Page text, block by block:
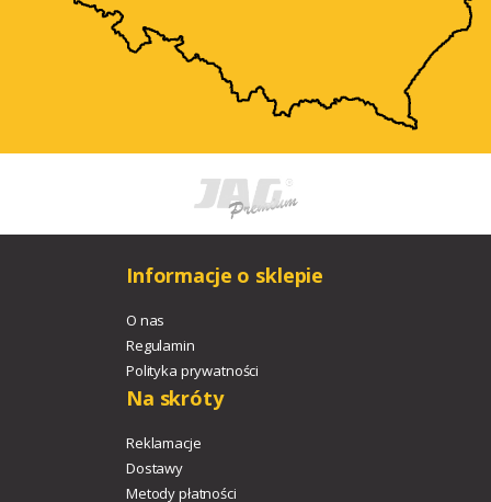
Informacje o sklepie
O nas
Regulamin
Polityka prywatności
Na skróty
Reklamacje
Dostawy
Metody płatności